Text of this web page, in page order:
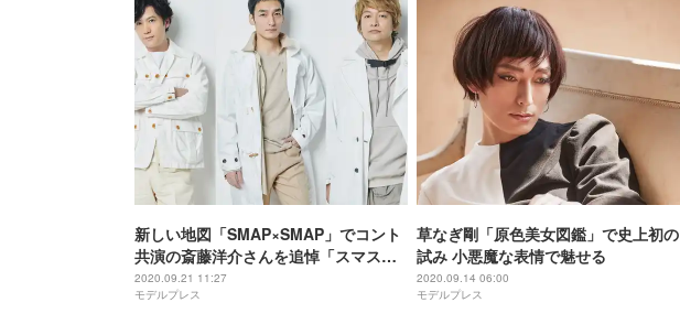
新しい地図「SMAP×SMAP」でコント
共演の斎藤洋介さんを追悼「スマスマ
のコントでは一緒に笑い、沢山助けて
頂きました」
2020.09.21 11:27
モデルプレス
草なぎ剛「原色美女図鑑」で史上初の
試み 小悪魔な表情で魅せる
2020.09.14 06:00
モデルプレス